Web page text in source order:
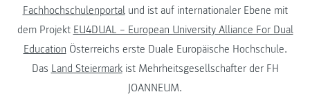
Fachhochschulenportalund ist auf internationaler Ebene mit
dem Projekt EU4DUAL – European University Alliance For Dual
Education Österreichs erste Duale Europäische Hochschule.
Das Land Steiermarkist Mehrheitsgesellschafter der FH
JOANNEUM.